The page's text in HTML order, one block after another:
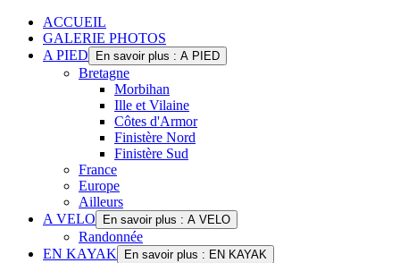
ACCUEIL
GALERIE PHOTOS
A PIED
En savoir plus : A PIED
Bretagne
Morbihan
Ille et Vilaine
Côtes d'Armor
Finistère Nord
Finistère Sud
France
Europe
Ailleurs
A VELO
En savoir plus : A VELO
Randonnée
EN KAYAK
En savoir plus : EN KAYAK